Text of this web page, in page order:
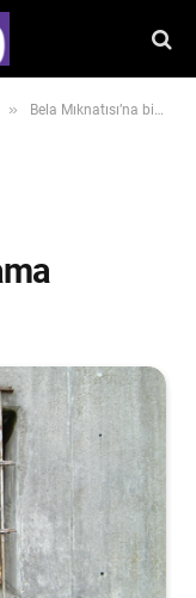
» Bela Mıknatısı’na bir cezaevinden yasaklama